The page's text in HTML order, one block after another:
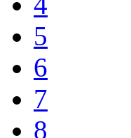
5
6
7
8